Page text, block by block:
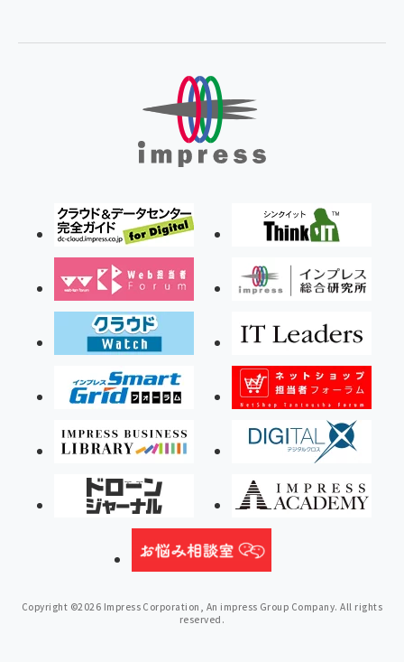
Copyright ©2026 Impress Corporation, An impress Group Company. All rights
reserved.